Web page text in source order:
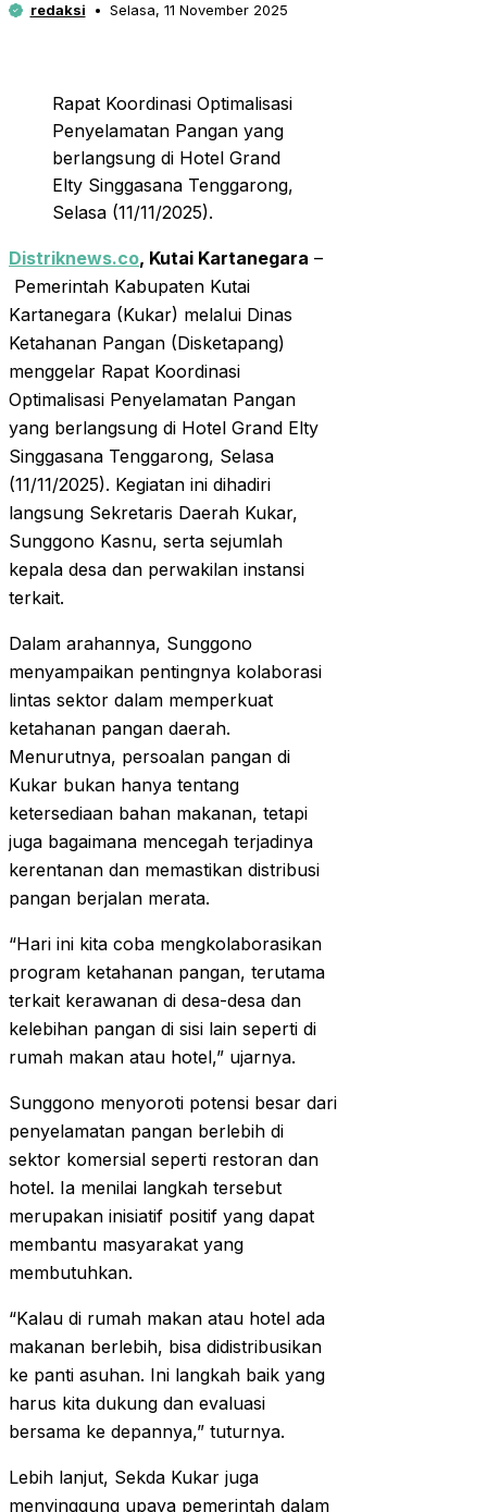
redaksi Selasa, 11 November 2025
Rapat Koordinasi Optimalisasi
Penyelamatan Pangan yang
berlangsung di Hotel Grand
Elty Singgasana Tenggarong,
Selasa (11/11/2025).
Distriknews.co, Kutai Kartanegara –
Pemerintah Kabupaten Kutai
Kartanegara (Kukar) melalui Dinas
Ketahanan Pangan (Disketapang)
menggelar Rapat Koordinasi
Optimalisasi Penyelamatan Pangan
yang berlangsung di Hotel Grand Elty
Singgasana Tenggarong, Selasa
(11/11/2025). Kegiatan ini dihadiri
langsung Sekretaris Daerah Kukar,
Sunggono Kasnu, serta sejumlah
kepala desa dan perwakilan instansi
terkait.
Dalam arahannya, Sunggono
menyampaikan pentingnya kolaborasi
lintas sektor dalam memperkuat
ketahanan pangan daerah.
Menurutnya, persoalan pangan di
Kukar bukan hanya tentang
ketersediaan bahan makanan, tetapi
juga bagaimana mencegah terjadinya
kerentanan dan memastikan distribusi
pangan berjalan merata.
“Hari ini kita coba mengkolaborasikan
program ketahanan pangan, terutama
terkait kerawanan di desa-desa dan
kelebihan pangan di sisi lain seperti di
rumah makan atau hotel,” ujarnya.
Sunggono menyoroti potensi besar dari
penyelamatan pangan berlebih di
sektor komersial seperti restoran dan
hotel. Ia menilai langkah tersebut
merupakan inisiatif positif yang dapat
membantu masyarakat yang
membutuhkan.
“Kalau di rumah makan atau hotel ada
makanan berlebih, bisa didistribusikan
ke panti asuhan. Ini langkah baik yang
harus kita dukung dan evaluasi
bersama ke depannya,” tuturnya.
Lebih lanjut, Sekda Kukar juga
menyinggung upaya pemerintah dalam